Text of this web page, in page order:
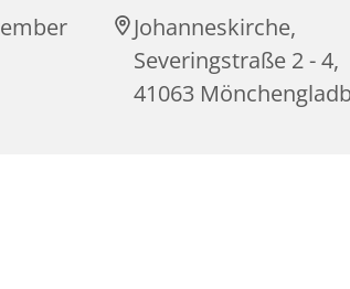
Johanneskirche,
Severingstraße 2 - 4,
41063